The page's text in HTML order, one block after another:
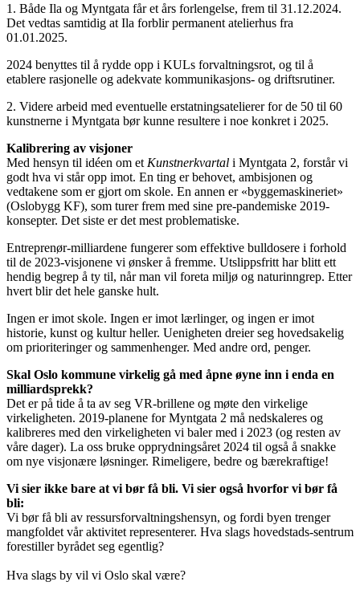
1. Både Ila og Myntgata får et års forlengelse, frem til 31.12.2024.
Det vedtas samtidig at Ila forblir permanent atelierhus fra
01.01.2025.
2024 benyttes til å rydde opp i KULs forvaltningsrot, og til å
etablere rasjonelle og adekvate kommunikasjons- og driftsrutiner.
2. Videre arbeid med eventuelle erstatningsatelierer for de 50 til 60
kunstnerne i Myntgata bør kunne resultere i noe konkret i 2025.
Kalibrering av visjoner
Med hensyn til idéen om et Kunstnerkvartal i Myntgata 2, forstår vi
godt hva vi står opp imot. En ting er behovet, ambisjonen og
vedtakene som er gjort om skole. En annen er «byggemaskineriet»
(Oslobygg KF), som turer frem med sine pre-pandemiske 2019-
konsepter. Det siste er det mest problematiske.
Entreprenør-milliardene fungerer som effektive bulldosere i forhold
til de 2023-visjonene vi ønsker å fremme. Utslippsfritt har blitt ett
hendig begrep å ty til, når man vil foreta miljø og naturinngrep. Etter
hvert blir det hele ganske hult.
Ingen er imot skole. Ingen er imot lærlinger, og ingen er imot
historie, kunst og kultur heller. Uenigheten dreier seg hovedsakelig
om prioriteringer og sammenhenger. Med andre ord, penger.
Skal Oslo kommune virkelig gå med åpne øyne inn i enda en
milliardsprekk?
Det er på tide å ta av seg VR-brillene og møte den virkelige
virkeligheten. 2019-planene for Myntgata 2 må nedskaleres og
kalibreres med den virkeligheten vi baler med i 2023 (og resten av
våre dager). La oss bruke opprydningsåret 2024 til også å snakke
om nye visjonære løsninger. Rimeligere, bedre og bærekraftige!
Vi sier ikke bare at vi bør få bli. Vi sier også hvorfor vi bør få
bli:
Vi bør få bli av ressursforvaltningshensyn, og fordi byen trenger
mangfoldet vår aktivitet representerer. Hva slags hovedstads-sentrum
forestiller byrådet seg egentlig?
Hva slags by vil vi Oslo skal være?